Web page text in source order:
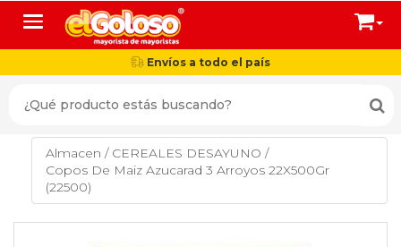
Toggle navigation
Envíos a todo el país
Almacen / CEREALES DESAYUNO /
Copos De Maiz Azucarad 3 Arroyos 22X500Gr
(22500)